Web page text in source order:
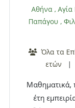
Αθήνα ,
Παπάγου ,
Όλα τα
ετών
|
Μαθηματικά,
έτη